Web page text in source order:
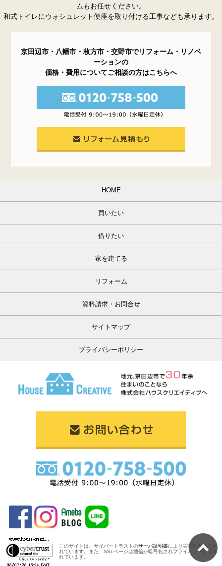
ムもお任せください。
和式トイレにウォシュレット便座を取り付ける工事なども承ります。
京田辺市・八幡市・枚方市・交野市でリフォーム・リノベ
ーションの
価格・費用についてご相談の方はこちらへ
HOME
買いたい
借りたい
家を建てる
リフォーム
資料請求・お問合せ
サイトマップ
プライバシーポリシー
このサイトは、サイバートラストのサーバ証明書により実在性が認証さ
れています。
また、SSLページは通信が暗号化されプライバシーが守ら
れています。